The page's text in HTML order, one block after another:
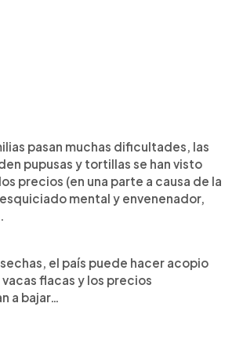
pasan muchas dificultades, las
pupusas y tortillas se han visto
precios (en una parte a causa de la
mental y envenenador,
el país puede hacer acopio
flacas y los precios
a bajar…